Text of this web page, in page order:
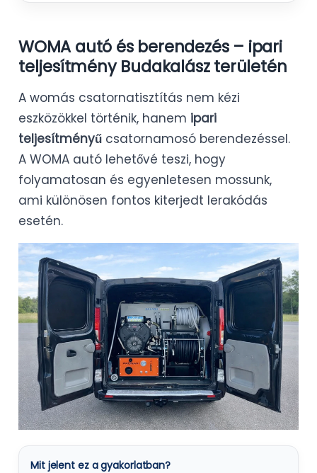
WOMA autó és berendezés – ipari
teljesítmény Budakalász területén
A womás csatornatisztítás nem kézi
eszközökkel történik, hanem ipari
teljesítményű csatornamosó berendezéssel.
A WOMA autó lehetővé teszi, hogy
folyamatosan és egyenletesen mossunk,
ami különösen fontos kiterjedt lerakódás
esetén.
Mit jelent ez a gyakorlatban?